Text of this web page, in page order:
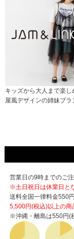
キッズから大人まで楽し
屋風デザインの姉妹ブラ
営業日の9時までのご
※土日祝日は休業日と
送料全国一律料金550
5,500円(税込)以上の商
※沖縄・離島は550円(